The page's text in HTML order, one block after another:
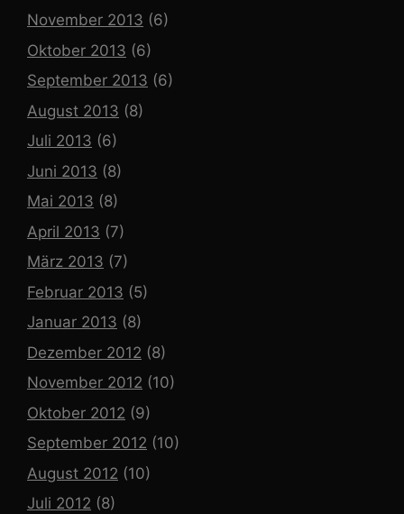
November 2013 (6)
Oktober 2013 (6)
September 2013 (6)
August 2013 (8)
Juli 2013 (6)
Juni 2013 (8)
Mai 2013 (8)
April 2013 (7)
März 2013 (7)
Februar 2013 (5)
Januar 2013 (8)
Dezember 2012 (8)
November 2012 (10)
Oktober 2012 (9)
September 2012 (10)
August 2012 (10)
Juli 2012 (8)